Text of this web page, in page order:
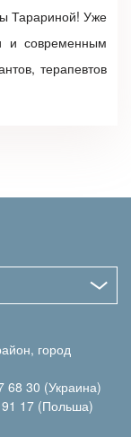
Тарариной! Уже
и современным
терапевтов
город
68 30 (Украина)
17 (Польша)